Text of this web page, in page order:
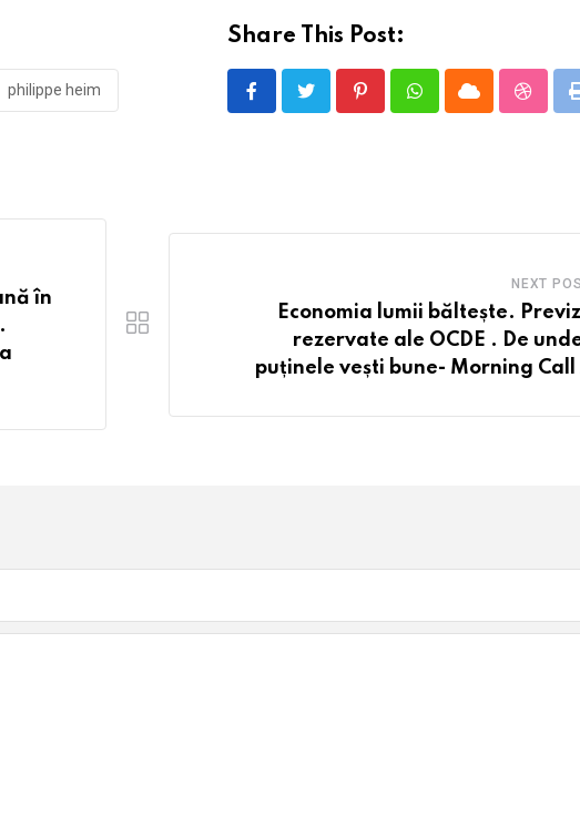
philippe heim
Share This Post:
PinterestWhatsappCloud
în
NEXT
Economia lumii băltește.
rezervate ale OCDE . De
puținele vești bune- Morning Call